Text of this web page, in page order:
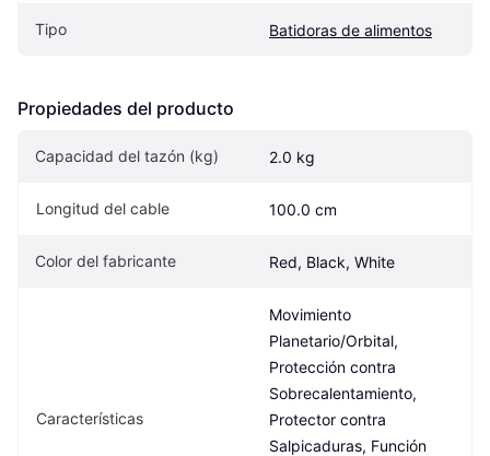
Tipo Batidoras de alimentos
Propiedades del producto
Capacidad del tazón (kg) 2.0 kg
Longitud del cable 100.0 cm
Color del fabricante Red, Black, White
Características
Movimiento
Planetario/Orbital,
Protección contra
Sobrecalentamiento,
Protector contra
Salpicaduras, Función